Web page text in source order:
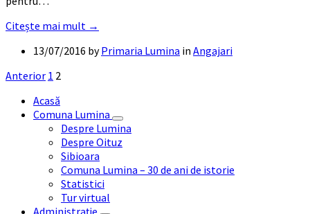
Citește mai mult →
13/07/2016 byPrimaria Lumina in Angajari
Paginație
articole
Anterior 1 2
Acasă
Comuna Lumina
Despre Lumina
Despre Oituz
Sibioara
Comuna Lumina – 30 de ani de istorie
Statistici
Tur virtual
Administrație